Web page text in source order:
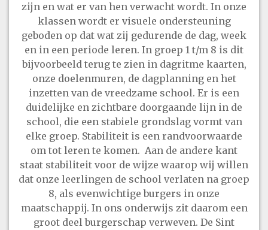
zijn en wat er van hen verwacht wordt. In onze
klassen wordt er visuele ondersteuning
geboden op dat wat zij gedurende de dag, week
en in een periode leren. In groep 1 t/m 8 is dit
bijvoorbeeld terug te zien in dagritme kaarten,
onze doelenmuren, de dagplanning en het
inzetten van de vreedzame school. Er is een
duidelijke en zichtbare doorgaande lijn in de
school, die een stabiele grondslag vormt van
elke groep. Stabiliteit is een randvoorwaarde
om tot leren te komen. Aan de andere kant
staat stabiliteit voor de wijze waarop wij willen
dat onze leerlingen de school verlaten na groep
8, als evenwichtige burgers in onze
maatschappij. In ons onderwijs zit daarom een
groot deel burgerschap verweven. De Sint